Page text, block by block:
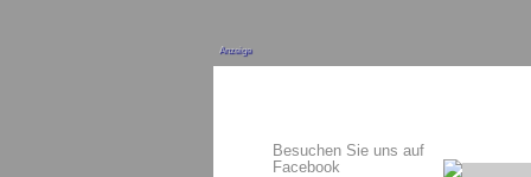
Anzeige
Besuchen Sie uns auf
Facebook